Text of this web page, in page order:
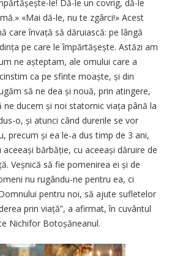
le! Dă-le un covrig, dă-le
«Mai dă-le, nu te zgârci!» Acest
care învață să dăruiască: pe lângă
pe care le împărtășește. Astăzi am
ne așteptam, ale omului care a
ca pe sfinte moaște, și din
să ne dea și nouă, prin atingere,
ne ducem și noi statornic viața până la
o, și atunci când durerile se vor
precum și ea le-a dus timp de 3 ani,
bărbăție, cu aceeași dăruire de
Veșnică să fie pomenirea ei și de
nu rugându-ne pentru ea, ci
pentru noi, să ajute sufletelor
prin viață”, a afirmat, în cuvântul
Nichifor Botoșăneanul.